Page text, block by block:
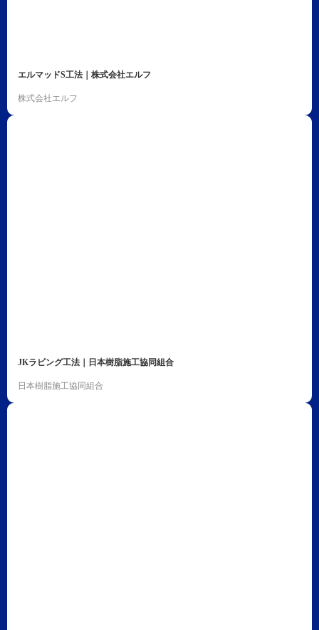
エルマッドS工法｜株式会社エルフ
株式会社エルフ
JKラビング工法｜日本樹脂施工協同組合
日本樹脂施工協同組合